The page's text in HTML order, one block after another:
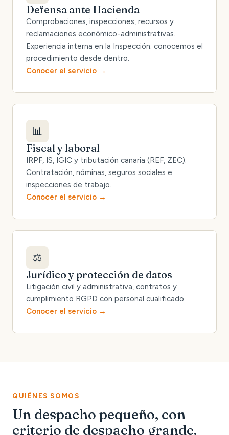
Defensa ante Hacienda
Comprobaciones, inspecciones, recursos y
reclamaciones económico-administrativas.
Experiencia interna en la Inspección: conocemos el
procedimiento desde dentro.
Conocer el servicio
📊
Fiscal y laboral
IRPF, IS, IGIC y tributación canaria (REF, ZEC).
Contratación, nóminas, seguros sociales e
inspecciones de trabajo.
Conocer el servicio
⚖️
Jurídico y protección de datos
Litigación civil y administrativa, contratos y
cumplimiento RGPD con personal cualificado.
Conocer el servicio
QUIÉNES SOMOS
Un despacho pequeño, con
criterio de despacho grande.